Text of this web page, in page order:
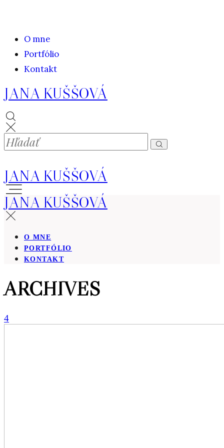
O mne
Portfólio
Kontakt
JANA KUŠŠOVÁ
JANA KUŠŠOVÁ
JANA KUŠŠOVÁ
O MNE
PORTFÓLIO
KONTAKT
ARCHIVES
4